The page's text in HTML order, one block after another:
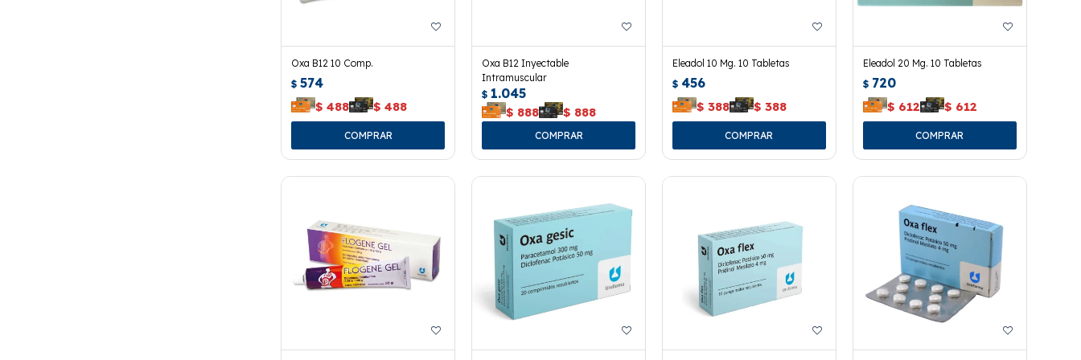
Oxa B12 10 Comp.
$ 574
$ 488 $ 488
Oxa B12 Inyectable
Intramuscular
$ 1.045
$ 888 $ 888
Eleadol 10 Mg. 10 Tabletas
$ 456
$ 388 $ 388
Eleadol 20 Mg. 10 Tabletas
$ 720
$ 612 $ 612